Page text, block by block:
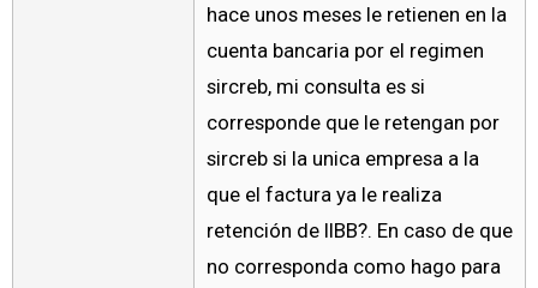
hace unos meses le retienen en la
cuenta bancaria por el regimen
sircreb, mi consulta es si
corresponde que le retengan por
sircreb si la unica empresa a la
que el factura ya le realiza
retención de IIBB?. En caso de que
no corresponda como hago para